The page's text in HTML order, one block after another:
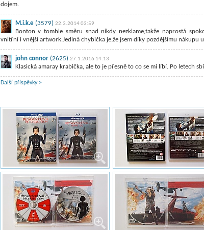
dojem.
M.i.k.e (3579) 22.3.2014 03:59
Bonton v tomhle směru snad nikdy nezklame,takže naprostá
vnitřní i vnější artwork.Jediná chybička je,že jsem díky pozdějšímu nákupu
john connor (2625) 27.1.2016 14:13
Klasická amaray krabička, ale to je přesně to co se mi líbí. Po letech
Další příspěvky >